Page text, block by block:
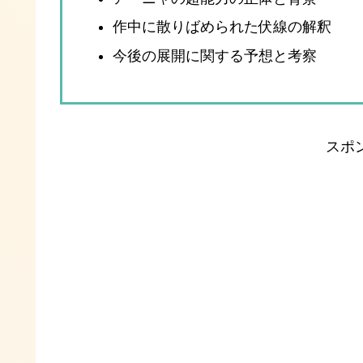
作中に散りばめられた伏線の解釈
今後の展開に関する予想と考察
スポ